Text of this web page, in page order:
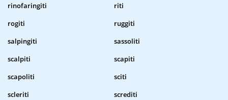
rinofaringiti
riti
rogiti
ruggiti
salpingiti
sassoliti
scalpiti
scapiti
scapoliti
sciti
scleriti
screditi